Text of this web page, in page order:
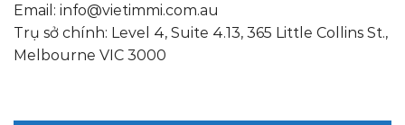
Email: info@vietimmi.com.au
Trụ sở chính: Level 4, Suite 4.13, 365 Little Collins St.,
Melbourne VIC 3000